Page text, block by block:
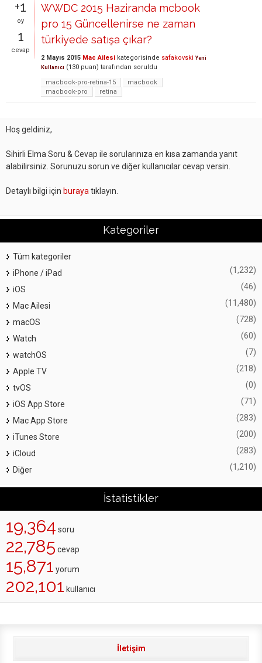
+1
oy
1
cevap
WWDC 2015 Haziranda mcbook
pro 15 Güncellenirse ne zaman
türkiyede satışa çıkar?
2 Mayıs 2015 Mac Ailesi kategorisinde safakovski Yeni
Kullanıcı (130 puan) tarafından soruldu
macbook-pro-retina-15
macbook
macbook-pro
retina
Hoş geldiniz,
Sihirli Elma Soru & Cevap ile sorularınıza en kısa zamanda yanıt
alabilirsiniz. Sorunuzu sorun ve diğer kullanıcılar cevap versin.
Detaylı bilgi için buraya tıklayın.
Kategoriler
Tüm kategoriler
iPhone / iPad
(1,232)
iOS (46)
Mac Ailesi (11,480)
macOS (728)
Watch (60)
watchOS (7)
Apple TV (218)
tvOS (0)
iOS App Store (71)
Mac App Store (283)
iTunes Store (200)
iCloud (283)
Diğer (1,210)
İstatistikler
19,364 soru
22,785 cevap
15,871 yorum
202,101 kullanıcı
İletişim